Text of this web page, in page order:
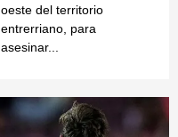
oeste del territorio
entrerriano, para
asesinar...